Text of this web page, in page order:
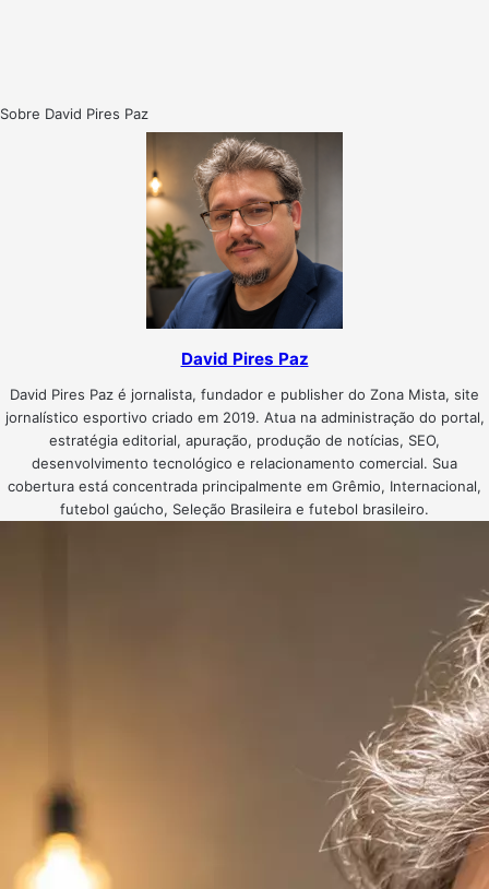
Sobre David Pires Paz
David Pires Paz
David Pires Paz é jornalista, fundador e publisher do Zona Mista, site
jornalístico esportivo criado em 2019. Atua na administração do portal,
estratégia editorial, apuração, produção de notícias, SEO,
desenvolvimento tecnológico e relacionamento comercial. Sua
cobertura está concentrada principalmente em Grêmio, Internacional,
futebol gaúcho, Seleção Brasileira e futebol brasileiro.